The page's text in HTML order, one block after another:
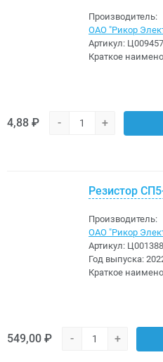
Производитель:
ОАО "Рикор
Артикул:
Краткое
4,88 ₽ - +
Резистор
Производитель:
ОАО "Рикор
Артикул:
Год выпуска:
Краткое
549,00 ₽ - +